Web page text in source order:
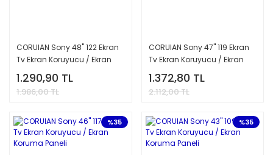
CORUIAN Sony 48'' 122 Ekran
Tv Ekran Koruyucu / Ekran
Koruma Paneli
1.290,90 TL
1.986,00 TL
CORUIAN Sony 47'' 119 Ekran
Tv Ekran Koruyucu / Ekran
Koruma Paneli
1.372,80 TL
2.112,00 TL
%35 %35